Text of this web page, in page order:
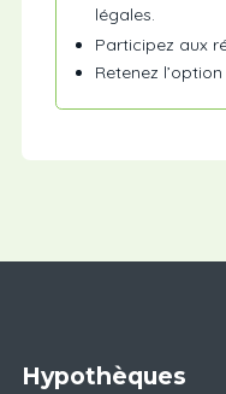
légales.
Participez aux
Retenez
Hypothèques